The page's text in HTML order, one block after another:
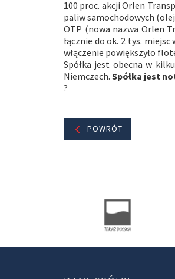
100 proc. akcji Orlen
paliw samochodowych
OTP (nowa nazwa Orlen
łącznie do ok. 2 tys.
włączenie powiększyło
Spółka jest obecna w
Niemczech.Spółka jest
?
POWRÓT